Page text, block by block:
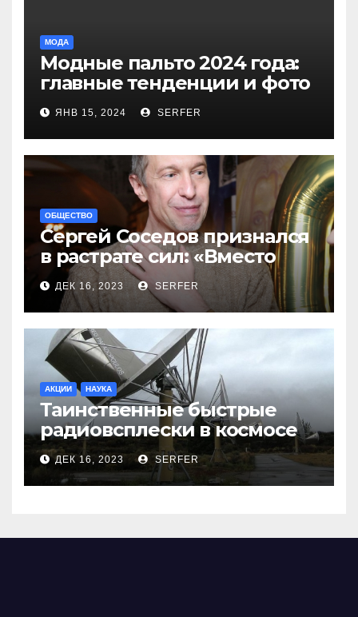
МОДА
Модные пальто 2024 года:
главные тенденции и фото
новинок
ЯНВ 15, 2024 SERFER
ОБЩЕСТВО
Сергей Соседов признался
в растрате сил: «Вместо
меня взяли Пригожина»
ДЕК 16, 2023 SERFER
АКЦИИ НАУКА
Таинственные быстрые
радиовсплески в космосе
сделались все более
странными
ДЕК 16, 2023 SERFER